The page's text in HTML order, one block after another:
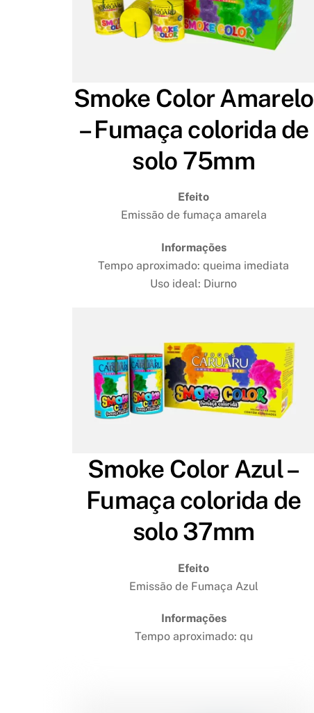
Smoke Color Amarelo
– Fumaça colorida de
solo 75mm
Efeito
Emissão de fumaça amarela
Informações
Tempo aproximado: queima imediata
Uso ideal: Diurno
Smoke Color Azul –
Fumaça colorida de
solo 37mm
Efeito
Emissão de Fumaça Azul
Informações
Tempo aproximado: qu